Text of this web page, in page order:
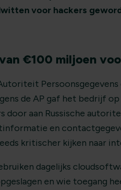
voor hackers
€100 miljoen
de AP gaf het bedrijf
door aan Russische
en
kritischer kijken naar
dagelijks
en wie toegang